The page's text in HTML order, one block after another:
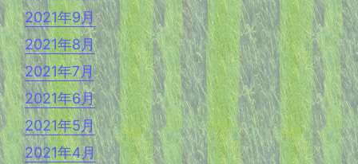
2021年9月
2021年8月
2021年7月
2021年6月
2021年5月
2021年4月